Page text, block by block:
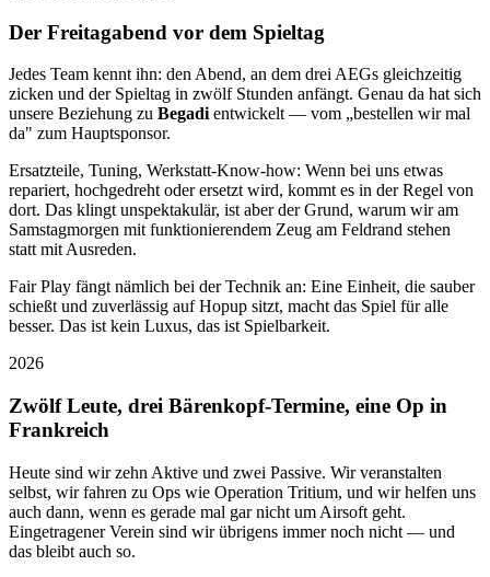
Der Freitagabend vor dem Spieltag
Jedes Team kennt ihn: den Abend, an dem drei AEGs gleichzeitig
zicken und der Spieltag in zwölf Stunden anfängt. Genau da hat sich
unsere Beziehung zu Begadientwickelt — vom „bestellen wir mal
da" zum Hauptsponsor.
Ersatzteile, Tuning, Werkstatt-Know-how: Wenn bei uns etwas
repariert, hochgedreht oder ersetzt wird, kommt es in der Regel von
dort. Das klingt unspektakulär, ist aber der Grund, warum wir am
Samstagmorgen mit funktionierendem Zeug am Feldrand stehen
statt mit Ausreden.
Fair Play fängt nämlich bei der Technik an: Eine Einheit, die sauber
schießt und zuverlässig auf Hopup sitzt, macht das Spiel für alle
besser. Das ist kein Luxus, das ist Spielbarkeit.
2026
Zwölf Leute, drei Bärenkopf-Termine, eine Op in
Frankreich
Heute sind wir zehn Aktive und zwei Passive. Wir veranstalten
selbst, wir fahren zu Ops wie Operation Tritium, und wir helfen uns
auch dann, wenn es gerade mal gar nicht um Airsoft geht.
Eingetragener Verein sind wir übrigens immer noch nicht — und
das bleibt auch so.